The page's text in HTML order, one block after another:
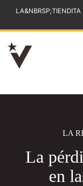
LA&NBRSP;TIENDITA
LA
La
en